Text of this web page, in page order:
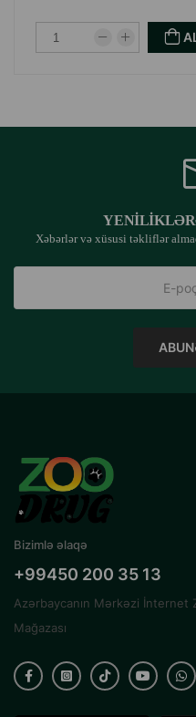
Xəbərlər və xüsusi təkliflər
Bizimlə əlaqə
+99450 200 35 13
Azərbaycanın Mərkəzi İnternet
Mağazası